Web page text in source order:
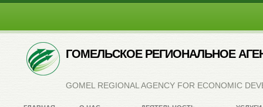
ГОМЕЛЬСКОЕ РЕГИОНАЛЬНОЕ
GOMEL REGIONAL AGENCY FOR ECONOMIC